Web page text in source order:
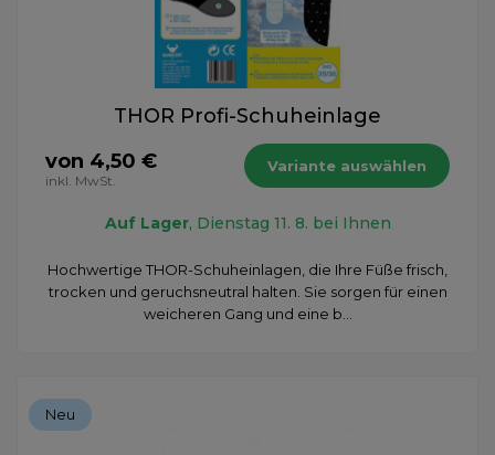
THOR Profi-Schuheinlage
von 4,50 €
inkl. MwSt.
Variante auswählen
Auf Lager, Dienstag 11. 8. bei Ihnen
Hochwertige THOR-Schuheinlagen, die Ihre Füße frisch,
trocken und geruchsneutral halten. Sie sorgen für einen
weicheren Gang und eine b...
Neu